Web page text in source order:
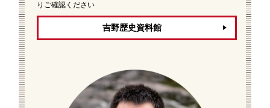
りご確認ください
吉野歴史資料館